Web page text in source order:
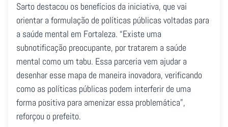
Sarto destacou os benefícios da iniciativa, que vai
orientar a formulação de políticas públicas voltadas para
a saúde mental em Fortaleza. “Existe uma
subnotificação preocupante, por tratarem a saúde
mental como um tabu. Essa parceria vem ajudar a
desenhar esse mapa de maneira inovadora, verificando
como as políticas públicas podem interferir de uma
forma positiva para amenizar essa problemática”,
reforçou o prefeito.